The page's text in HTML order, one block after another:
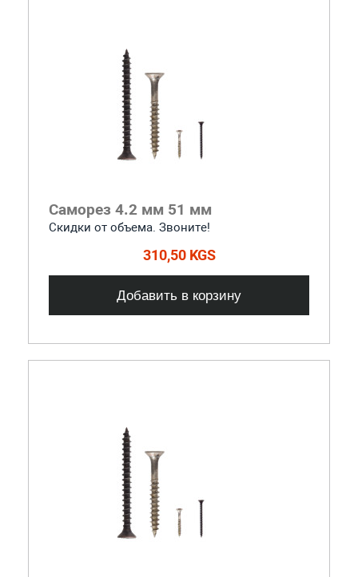
Саморез 4.2 мм 51 мм
Скидки от объема. Звоните!
310,50 KGS
Добавить в корзину